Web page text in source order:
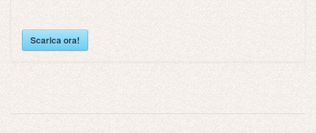
Scarica ora!